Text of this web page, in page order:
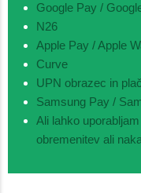
Google Pay /
N26
Apple Pay / Apple
Curve
UPN obrazec in
Samsung Pay /
Ali lahko
obremenitev ali